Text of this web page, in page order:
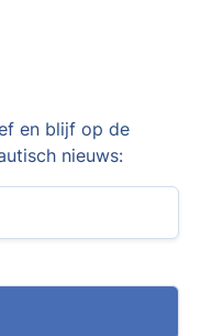
en blijf op de
nieuws: